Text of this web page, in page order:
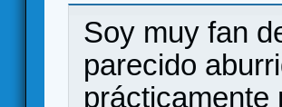
Soy muy fan
parecido
prácticamente